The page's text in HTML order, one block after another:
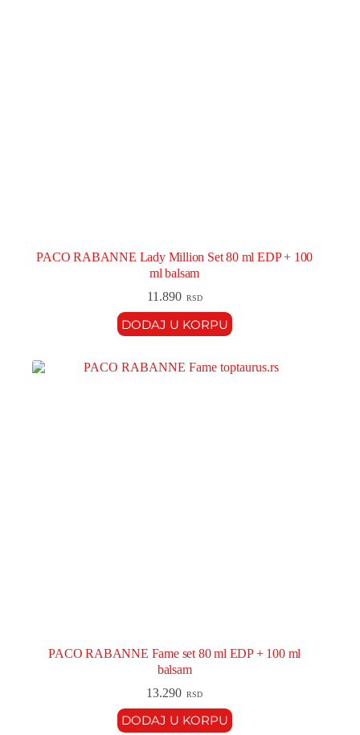
PACO RABANNE Lady Million Set 80 ml EDP + 100
ml balsam
11.890 RSD
DODAJ U KORPU
PACO RABANNE Fame set 80 ml EDP + 100 ml
balsam
13.290 RSD
DODAJ U KORPU